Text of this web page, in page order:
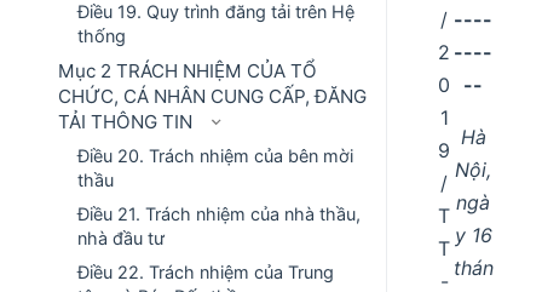
Điều 19. Quy trình đăng tải trên Hệ
thống
Mục 2 TRÁCH NHIỆM CỦA TỔ
CHỨC, CÁ NHÂN CUNG CẤP, ĐĂNG
TẢI THÔNG TIN
Điều 20. Trách nhiệm của bên mời
thầu
Điều 21. Trách nhiệm của nhà thầu,
nhà đầu tư
Điều 22. Trách nhiệm của Trung
/
2
0
1
9
/
T
T
-
----
----
--
Hà
Nội,
ngà
y 16
thán